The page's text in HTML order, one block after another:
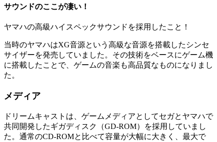
サウンドのここが凄い！
ヤマハの高級ハイスペックサウンドを採用したこと！
当時のヤマハはXG音源という高級な音源を搭載したシンセ
サイザーを発売していました。その技術をベースにゲーム機
に搭載したことで、ゲームの音楽も高品質なものになりまし
た。
メディア
ドリームキャストは、ゲームメディアとしてセガとヤマハで
共同開発したギガディスク（GD-ROM）を採用していまし
た。通常のCD-ROMと比べて容量が大幅に大きく、最大で